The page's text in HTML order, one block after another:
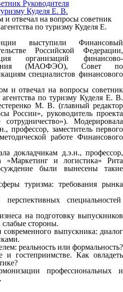
отвечал на вопросы советник
по туризму Куделя Е.
выступили Финансовый
Российской Федерации,
организаций финансово-
(МАОФЭО), Совет по
специалистов финансового
и отвечал на вопросы советник
по туризму Куделя Е. В.
М. В. (главный редактор
России», руководитель проекта
Модерировала
профессор, заместитель первого
работе Финансового
докладчикам д.э.н., профессор,
«Маркетинг и логистика» Рита
были вынесены такие
туризма: требования рынка
специальностей
на подготовку выпускников
стороны.
современного выпускника: диалог
реальность или формальность?
и гостеприимстве. Как овладеть
профессиональных и